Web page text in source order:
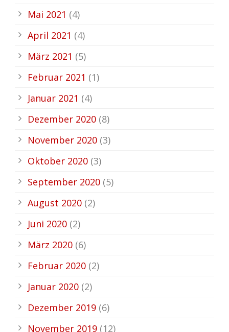
Mai 2021 (4)
April 2021 (4)
März 2021 (5)
Februar 2021 (1)
Januar 2021 (4)
Dezember 2020 (8)
November 2020 (3)
Oktober 2020 (3)
September 2020 (5)
August 2020 (2)
Juni 2020 (2)
März 2020 (6)
Februar 2020 (2)
Januar 2020 (2)
Dezember 2019 (6)
November 2019 (12)